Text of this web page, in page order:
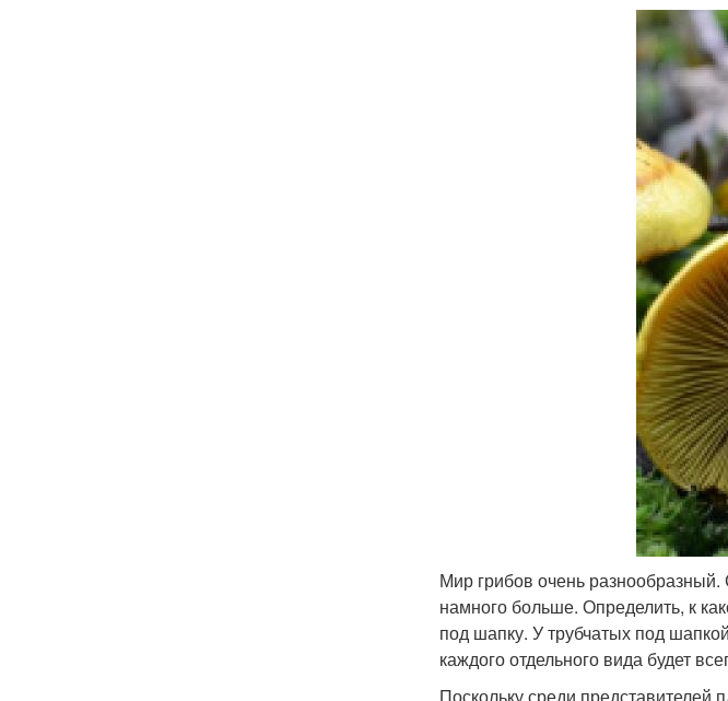
Мир грибов очень разнообразный.
намного больше. Определить, к
под шапку. У трубчатых под
каждого отдельного вида будет